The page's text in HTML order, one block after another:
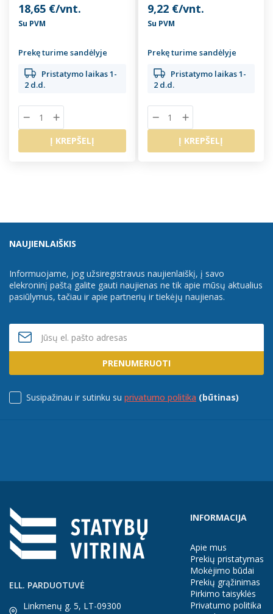
kv.m.
18,65 €/vnt.
Su PVM
Prekę turime sandėlyje
Pristatymo laikas 1-
2 d.d.
Į KREPŠELĮ
kv.m.
9,22 €/vnt.
Su PVM
Prekę turime sandėlyje
Pristatymo laikas 1-
2 d.d.
Į KREPŠELĮ
ELL. PARDUOTUVĖ
Linkmenų g. 5, LT-09300
INFORMACIJA
Apie mus
Prekių pristatymas
Mokėjimo būdai
Prekių grąžinimas
Pirkimo taisyklės
Privatumo politika
NAUJIENLAIŠKIS
Informuojame, jog užsiregistravus naujienlaiškį, į savo
elekroninį paštą galite gauti naujienas ne tik apie mūsų aktualius
pasiūlymus, tačiau ir apie partnerių ir tiekėjų naujienas.
PRENUMERUOTI
Susipažinau ir sutinku su privatumo politika (būtinas)